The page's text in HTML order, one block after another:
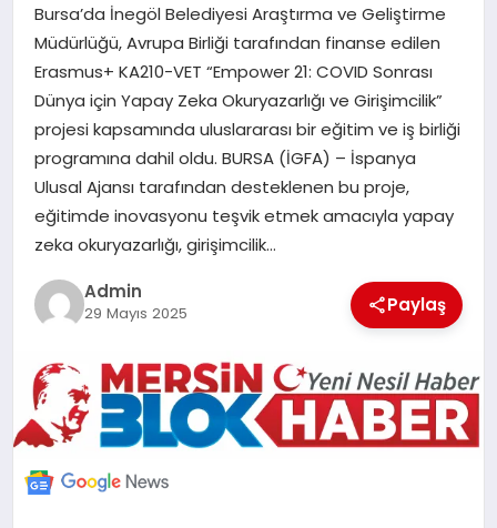
EKONOMI
SANAT
POLITIKA
YAŞAM
SPOR
ILETİŞİM
KÜNYE
Bursa’da İnegöl Belediyesi Araştırma ve Geliştirme
Müdürlüğü, Avrupa Birliği tarafından finanse edilen
Erasmus+ KA210-VET “Empower 21: COVID Sonrası
Dünya için Yapay Zeka Okuryazarlığı ve Girişimcilik”
projesi kapsamında uluslararası bir eğitim ve iş birliği
programına dahil oldu. BURSA (İGFA) – İspanya
Ulusal Ajansı tarafından desteklenen bu proje,
eğitimde inovasyonu teşvik etmek amacıyla yapay
zeka okuryazarlığı, girişimcilik…
Admin
29 Mayıs 2025 Paylaş